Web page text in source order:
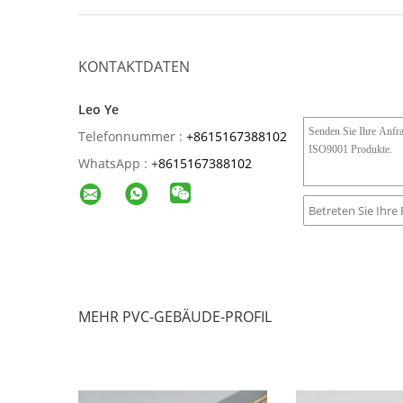
KONTAKTDATEN
Leo Ye
Telefonnummer : +8615167388102
WhatsApp : +8615167388102
MEHR PVC-GEBÄUDE-PROFIL